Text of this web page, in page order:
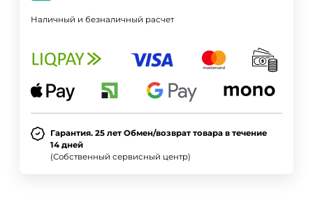
Наличный и безналичный расчет
Гарантия. 25 лет Обмен/возврат товара в течение
14 дней
(Собственный сервисный центр)